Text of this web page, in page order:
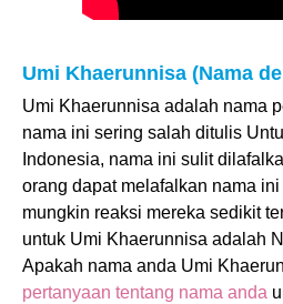
Umi Khaerunnisa (Nama
Umi Khaerunnisa adalah nama
nama ini sering salah ditulis
Indonesia, nama ini sulit
orang dapat melafalkan nama
mungkin reaksi mereka sedikit
untuk Umi Khaerunnisa adalah
Apakah nama anda Umi
pertanyaan tentang nama anda